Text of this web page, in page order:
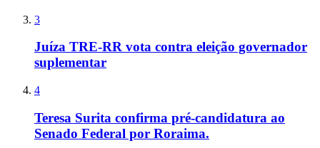
3
Juíza TRE-RR vota contra eleição governador
suplementar
4
Teresa Surita confirma pré-candidatura ao
Senado Federal por Roraima.